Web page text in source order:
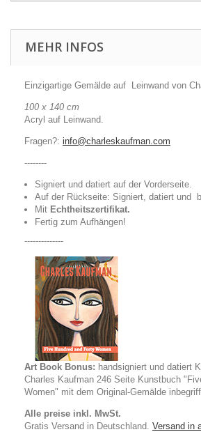
MEHR INFOS
Einzigartige Gemälde auf Leinwand von
100 x 140 cm
Acryl auf Leinwand.
Fragen?: info@charleskaufman.com
--------
Signiert und datiert auf der Vorderseite.
Auf der Rückseite: Signiert, datiert und
Mit Echtheitszertifikat.
Fertig zum Aufhängen!
--------------
Art Book Bonus: handsigniert und datiert
Charles Kaufman 246 Seite Kunstbuch "
Women" mit dem Original-Gemälde
Alle preise inkl. MwSt.
Gratis Versand in Deutschland. Versand in